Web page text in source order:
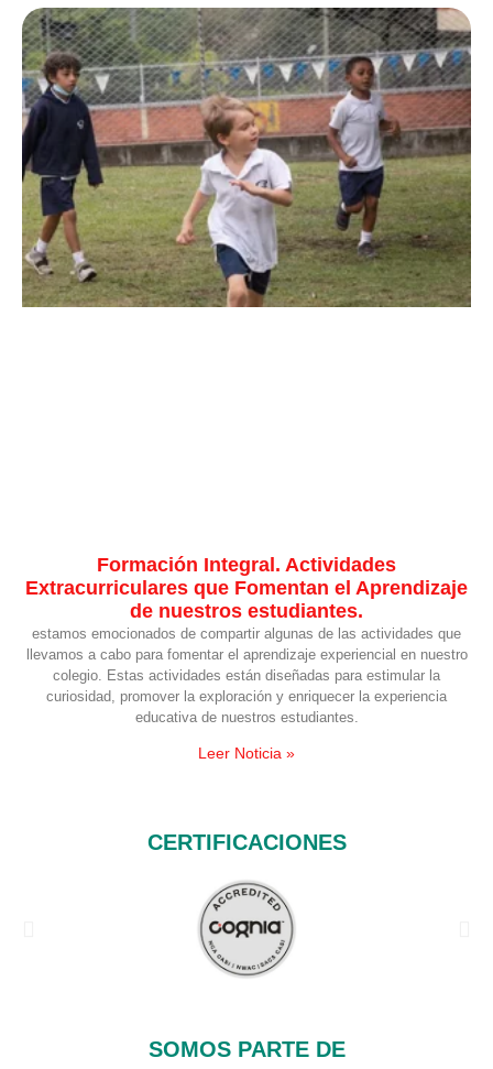
Formación Integral. Actividades
Extracurriculares que Fomentan el Aprendizaje
de nuestros estudiantes.
estamos emocionados de compartir algunas de las actividades que
llevamos a cabo para fomentar el aprendizaje experiencial en nuestro
colegio. Estas actividades están diseñadas para estimular la
curiosidad, promover la exploración y enriquecer la experiencia
educativa de nuestros estudiantes.
Leer Noticia »
CERTIFICACIONES
SOMOS PARTE DE